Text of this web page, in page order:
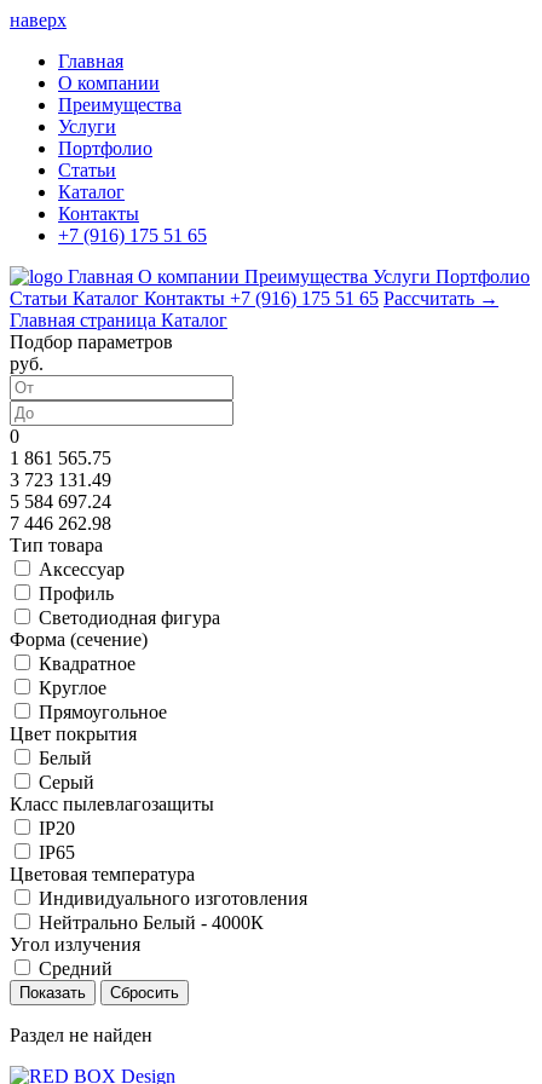
наверх
Главная
О компании
Преимущества
Услуги
Портфолио
Статьи
Каталог
Контакты
+7 (916) 175 51 65
Главная О компании Преимущества Услуги Портфолио
Статьи Каталог Контакты +7 (916) 175 51 65 Рассчитать →
Главная страница Каталог
Подбор параметров
руб.
0
1 861 565.75
3 723 131.49
5 584 697.24
7 446 262.98
Тип товара
Аксессуар
Профиль
Светодиодная фигура
Форма (сечение)
Квадратное
Круглое
Прямоугольное
Цвет покрытия
Белый
Серый
Класс пылевлагозащиты
IP20
IP65
Цветовая температура
Индивидуального изготовления
Нейтрально Белый - 4000К
Угол излучения
Средний
Раздел не найден